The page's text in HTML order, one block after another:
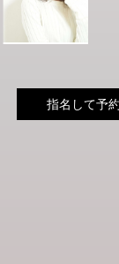
指名して予